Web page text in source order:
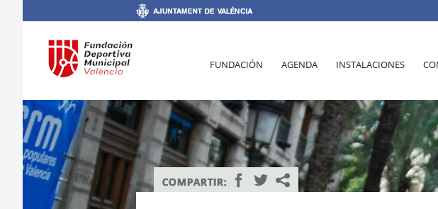
FUNDACIÓN AGENDA INSTALACIONES